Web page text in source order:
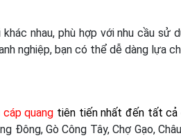
nhau, phù hợp với nhu cầu sử
nghiệp, bạn có thể dễ dàng lựa
cáp quang tiên tiến nhất đến tất cả
Đông, Gò Công Tây, Chợ Gạo,